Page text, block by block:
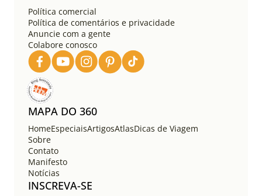
Política comercial
Política de comentários e privacidade
Anuncie com a gente
Colabore conosco
MAPA DO 360
HomeEspeciaisArtigosAtlasDicas de Viagem
Sobre
Contato
Manifesto
Notícias
INSCREVA-SE